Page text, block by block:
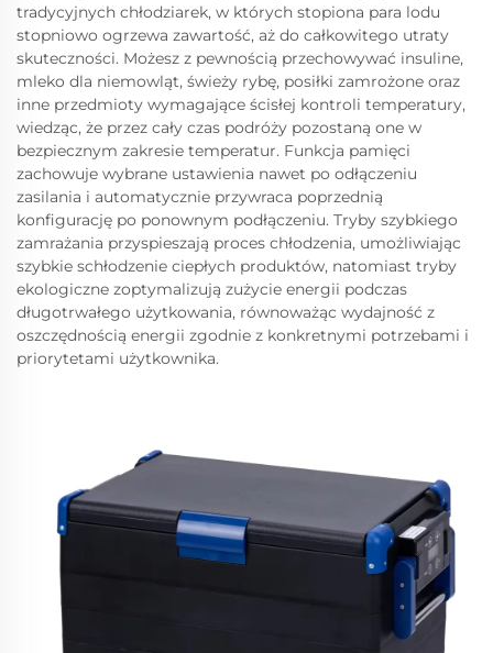
tradycyjnych chłodziarek, w których stopiona para lodu
stopniowo ogrzewa zawartość, aż do całkowitego utraty
skuteczności. Możesz z pewnością przechowywać insuline,
mleko dla niemowląt, świeży rybę, posiłki zamrożone oraz
inne przedmioty wymagające ścisłej kontroli temperatury,
wiedząc, że przez cały czas podróży pozostaną one w
bezpiecznym zakresie temperatur. Funkcja pamięci
zachowuje wybrane ustawienia nawet po odłączeniu
zasilania i automatycznie przywraca poprzednią
konfigurację po ponownym podłączeniu. Tryby szybkiego
zamrażania przyspieszają proces chłodzenia, umożliwiając
szybkie schłodzenie ciepłych produktów, natomiast tryby
ekologiczne zoptymalizują zużycie energii podczas
długotrwałego użytkowania, równoważąc wydajność z
oszczędnością energii zgodnie z konkretnymi potrzebami i
priorytetami użytkownika.